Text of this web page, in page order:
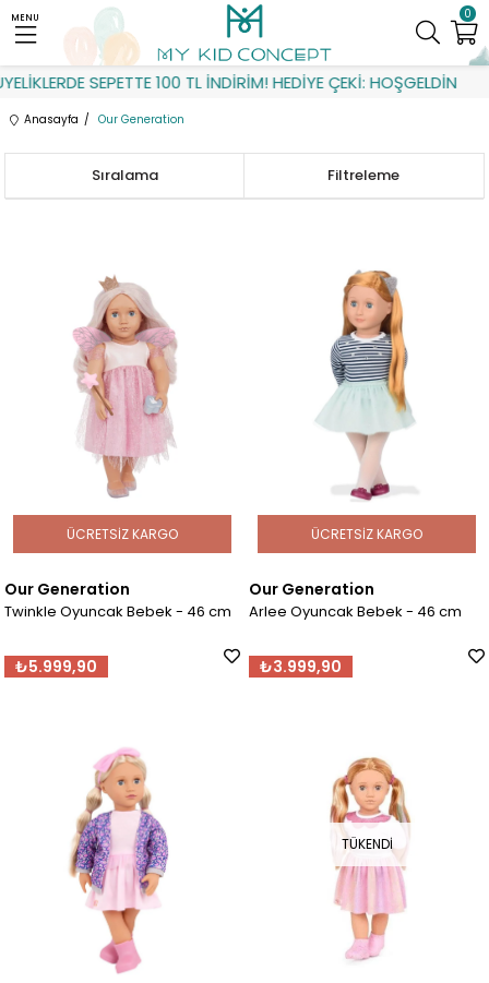
SEPETTE 100 TL İNDİRİM! HEDİYE ÇEKİ: HOŞGELDİN
0
MENU
Anasayfa Our Generation
Filtreleme
Sıralama
Our Generation
Twinkle Oyuncak Bebek - 46 cm
₺5.999,90
ÜCRETSIZ KARGO
Our Generation
Arlee Oyuncak Bebek - 46 cm
₺3.999,90
ÜCRETSIZ KARGO
TÜKENDI